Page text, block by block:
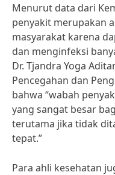
Menurut data dari
penyakit merupakan
masyarakat karena
dan menginfeksi
Dr. Tjandra Yoga
Pencegahan dan
bahwa “wabah
yang sangat besar
terutama jika tidak
tepat.”
Para ahli kesehatan